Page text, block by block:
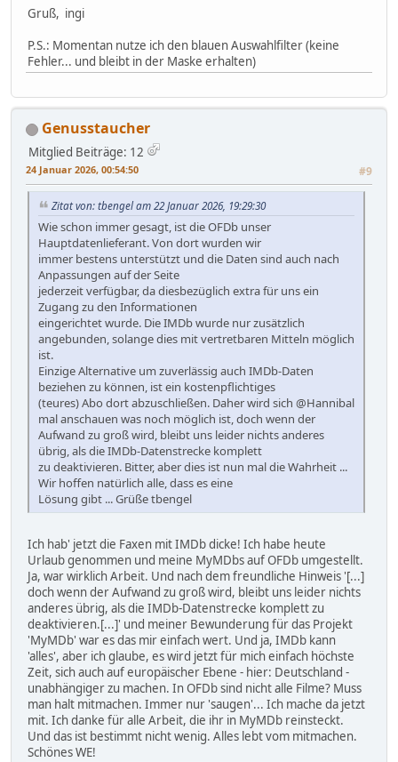
Gruß, ingi
P.S.: Momentan nutze ich den blauen Auswahlfilter (keine
Fehler... und bleibt in der Maske erhalten)
Genusstaucher
Mitglied Beiträge: 12
24 Januar 2026, 00:54:50 #9
Zitat von: tbengel am 22 Januar 2026, 19:29:30
Wie schon immer gesagt, ist die OFDb unser
Hauptdatenlieferant. Von dort wurden wir
immer bestens unterstützt und die Daten sind auch nach
Anpassungen auf der Seite
jederzeit verfügbar, da diesbezüglich extra für uns ein
Zugang zu den Informationen
eingerichtet wurde. Die IMDb wurde nur zusätzlich
angebunden, solange dies mit vertretbaren Mitteln möglich
ist.
Einzige Alternative um zuverlässig auch IMDb-Daten
beziehen zu können, ist ein kostenpflichtiges
(teures) Abo dort abzuschließen. Daher wird sich @Hannibal
mal anschauen was noch möglich ist, doch wenn der
Aufwand zu groß wird, bleibt uns leider nichts anderes
übrig, als die IMDb-Datenstrecke komplett
zu deaktivieren. Bitter, aber dies ist nun mal die Wahrheit ...
Wir hoffen natürlich alle, dass es eine
Lösung gibt ... Grüße tbengel
Ich hab' jetzt die Faxen mit IMDb dicke! Ich habe heute
Urlaub genommen und meine MyMDbs auf OFDb umgestellt.
Ja, war wirklich Arbeit. Und nach dem freundliche Hinweis '[...]
doch wenn der Aufwand zu groß wird, bleibt uns leider nichts
anderes übrig, als die IMDb-Datenstrecke komplett zu
deaktivieren.[...]' und meiner Bewunderung für das Projekt
'MyMDb' war es das mir einfach wert. Und ja, IMDb kann
'alles', aber ich glaube, es wird jetzt für mich einfach höchste
Zeit, sich auch auf europäischer Ebene - hier: Deutschland -
unabhängiger zu machen. In OFDb sind nicht alle Filme? Muss
man halt mitmachen. Immer nur 'saugen'... Ich mache da jetzt
mit. Ich danke für alle Arbeit, die ihr in MyMDb reinsteckt.
Und das ist bestimmt nicht wenig. Alles lebt vom mitmachen.
Schönes WE!